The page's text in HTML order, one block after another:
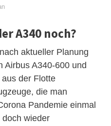
A340 noch?
aktueller Planung
Airbus A340-600 und
der Flotte
die man
Pandemie einmal
wieder